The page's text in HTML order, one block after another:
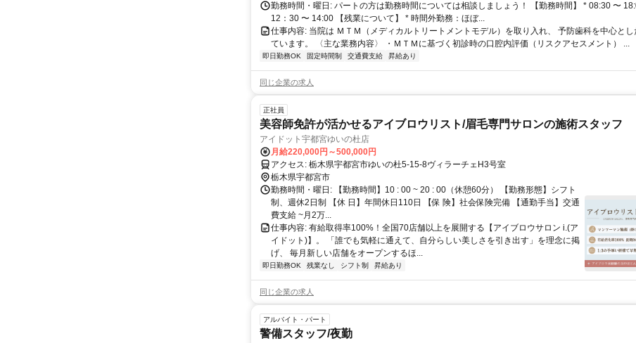
勤務時間・曜日: パートの方は勤務時間については相談しましょう！ 【勤務時間】 * 08:30 〜
12：30 〜 14:00 【残業について】 * 時間外勤務：ほぼ...
仕事内容: 当院は ＭＴＭ（メディカルトリートメントモデル）を取り入れ、 予防歯科を中心とし
ています。 〈主な業務内容〉 ・ＭＴＭに基づく初診時の口腔内評価（リスクアセスメント） ...
即日勤務OK 固定時間制 交通費支給 昇給あり
同じ企業の求人
正社員
美容師免許が活かせるアイブロウリスト/眉毛専門サロンの施術スタッフ
アイドット宇都宮ゆいの杜店
月給220,000円～500,000円
アクセス: 栃木県宇都宮市ゆいの杜5-15-8ヴィラーチェH3号室
栃木県宇都宮市
勤務時間・曜日: 【勤務時間】10 : 00 ~ 20 : 00（休憩60分） 【勤務形態】シフト
制、週休2日制 【休 日】年間休日110日 【保 険】社会保険完備 【通勤手当】交通
費支給 ~月2万...
仕事内容: 有給取得率100%！全国70店舗以上を展開する【アイブロウサロン i.(ア
イドット)】。 「誰でも気軽に通えて、自分らしい美しさを引き出す」を理念に掲
げ、 毎月新しい店舗をオープンするほ...
即日勤務OK 残業なし シフト制 昇給あり
同じ企業の求人
アルバイト・パート
警備スタッフ/夜勤